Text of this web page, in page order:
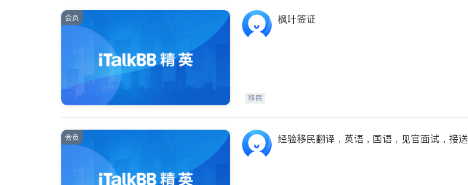
会员 枫叶签证
移民
会员 经验移民翻译，英语，国语，见官面试，接送